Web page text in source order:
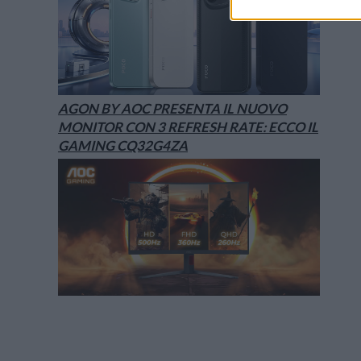
AGON BY AOC PRESENTA IL NUOVO
MONITOR CON 3 REFRESH RATE: ECCO IL
GAMING CQ32G4ZA